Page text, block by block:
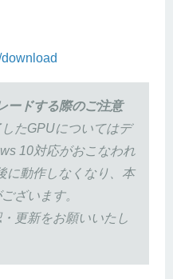
ードする際のご注意
たGPUについてはデ
10対応がおこなわれ
に動作しなくなり、本
ざいます。
更新をお願いいたし